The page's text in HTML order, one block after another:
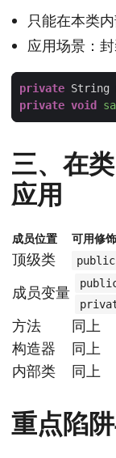
只能在本类
应用场景：
private
private void
三、在
应用
成员位置 可用修
顶级类 public
成员变量
方法
同上
构造器
同上
内部类
同上
重点陷